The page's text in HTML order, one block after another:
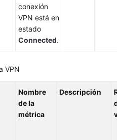
conexión
VPN está en
estado
Connected.
VPN
Nombre
de la
métrica
Descripción
de